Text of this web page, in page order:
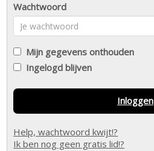
Wachtwoord
Mijn gegevens onthouden
Ingelogd blijven
Inloggen
Help, wachtwoord kwijt!?
Ik ben nog geen gratis lid!?